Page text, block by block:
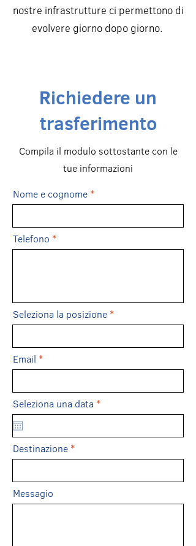
nostre infrastrutture ci permettono di
evolvere giorno dopo giorno.
Richiedere un
trasferimento
Compila il modulo sottostante con le
tue informazioni
Nome e cognome
Telefono
Seleziona la posizione
Email
Seleziona una data *
e
e
Destinazione
Messagio